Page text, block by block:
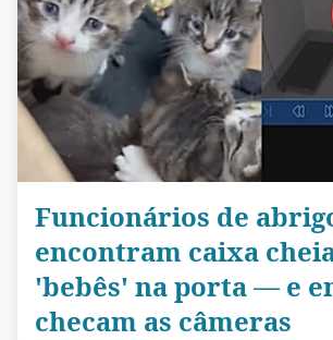
Funcionários de
encontram caixa
'bebês' na porta — e
checam as câmeras